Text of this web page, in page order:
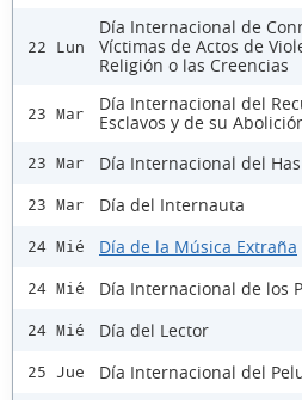
22 Lun
Día Internacional de
Víctimas de Actos de
Religión o las Creencias
23 Mar
Día Internacional del
Esclavos y de su
23 Mar Día Internacional del
23 Mar Día del Internauta
24 Mié Día de la Música Extraña
24 Mié Día Internacional de los
24 Mié Día del Lector
25 Jue Día Internacional del